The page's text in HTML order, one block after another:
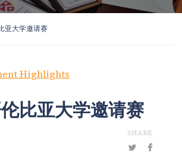
亚大学邀请赛
Highlights
比亚大学邀请赛
SHARE